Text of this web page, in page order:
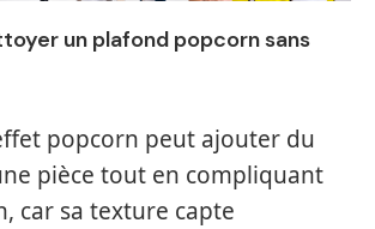
un plafond popcorn sans
popcorn peut ajouter du
pièce tout en compliquant
car sa texture capte